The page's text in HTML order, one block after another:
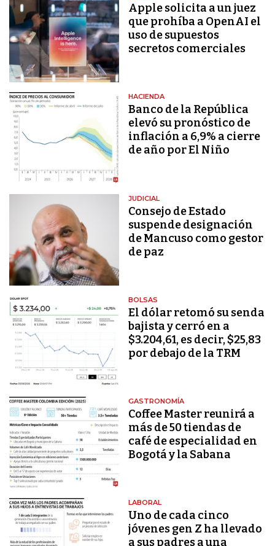
Apple solicita a un juez
que prohíba a OpenAI el
uso de supuestos
secretos comerciales
HACIENDA
Banco de la República
elevó su pronóstico de
inflación a 6,9% a cierre
de año por El Niño
JUDICIAL
Consejo de Estado
suspende designación
de Mancuso como gestor
de paz
BOLSAS
El dólar retomó su senda
bajista y cerró en a
$3.204,61, es decir, $25,83
por debajo de la TRM
GASTRONOMÍA
Coffee Master reunirá a
más de 50 tiendas de
café de especialidad en
Bogotá y la Sabana
LABORAL
Uno de cada cinco
jóvenes gen Z ha llevado
a sus padres a una